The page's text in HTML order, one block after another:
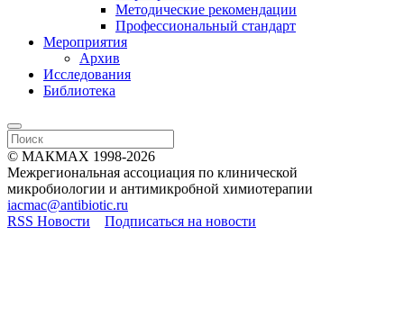
Методические рекомендации
Профессиональный стандарт
Мероприятия
Архив
Исследования
Библиотека
© МАКМАХ 1998-2026
Межрегиональная ассоциация по клинической
микробиологии и антимикробной химиотерапии
iacmac@antibiotic.ru
RSS Новости
Подписаться на новости